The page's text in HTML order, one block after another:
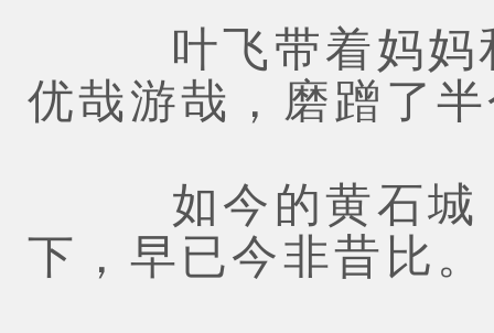
叶飞带着妈妈和
优哉游哉，磨蹭了
如今的黄石城，
下，早已今非昔比。